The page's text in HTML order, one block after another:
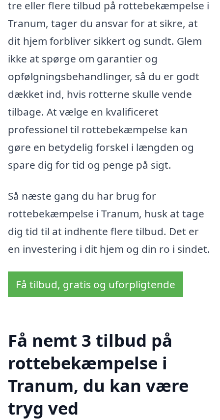
tre eller flere tilbud på rottebekæmpelse i
Tranum, tager du ansvar for at sikre, at
dit hjem forbliver sikkert og sundt. Glem
ikke at spørge om garantier og
opfølgningsbehandlinger, så du er godt
dækket ind, hvis rotterne skulle vende
tilbage. At vælge en kvalificeret
professionel til rottebekæmpelse kan
gøre en betydelig forskel i længden og
spare dig for tid og penge på sigt.
Så næste gang du har brug for
rottebekæmpelse i Tranum, husk at tage
dig tid til at indhente flere tilbud. Det er
en investering i dit hjem og din ro i sindet.
Få tilbud, gratis og uforpligtende
Få nemt 3 tilbud på
rottebekæmpelse i
Tranum, du kan være
tryg ved